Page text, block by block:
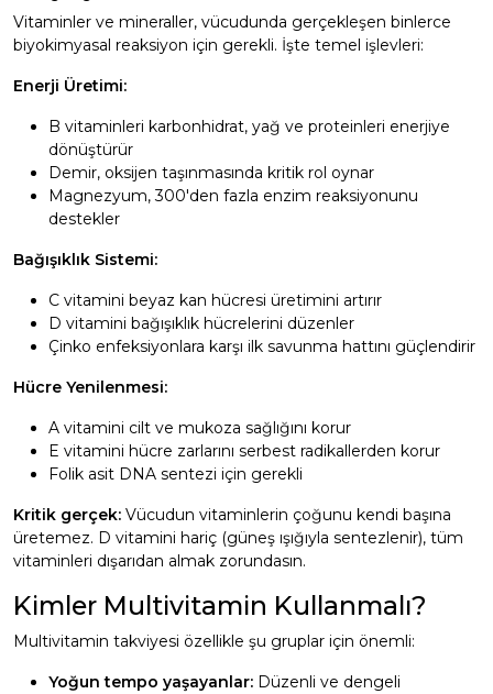
Vitaminler ve mineraller, vücudunda gerçekleşen binlerce
biyokimyasal reaksiyon için gerekli. İşte temel işlevleri:
Enerji Üretimi:
B vitaminleri karbonhidrat, yağ ve proteinleri enerjiye
dönüştürür
Demir, oksijen taşınmasında kritik rol oynar
Magnezyum, 300'den fazla enzim reaksiyonunu
destekler
Bağışıklık Sistemi:
C vitamini beyaz kan hücresi üretimini artırır
D vitamini bağışıklık hücrelerini düzenler
Çinko enfeksiyonlara karşı ilk savunma hattını güçlendirir
Hücre Yenilenmesi:
A vitamini cilt ve mukoza sağlığını korur
E vitamini hücre zarlarını serbest radikallerden korur
Folik asit DNA sentezi için gerekli
Kritik gerçek: Vücudun vitaminlerin çoğunu kendi başına
üretemez. D vitamini hariç (güneş ışığıyla sentezlenir), tüm
vitaminleri dışarıdan almak zorundasın.
Kimler Multivitamin Kullanmalı?
Multivitamin takviyesi özellikle şu gruplar için önemli:
Yoğun tempo yaşayanlar: Düzenli ve dengeli